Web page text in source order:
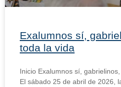
Exalumnos sí,
toda la vida
Inicio Exalumnos sí,
El sábado 25 de abril de 2026,